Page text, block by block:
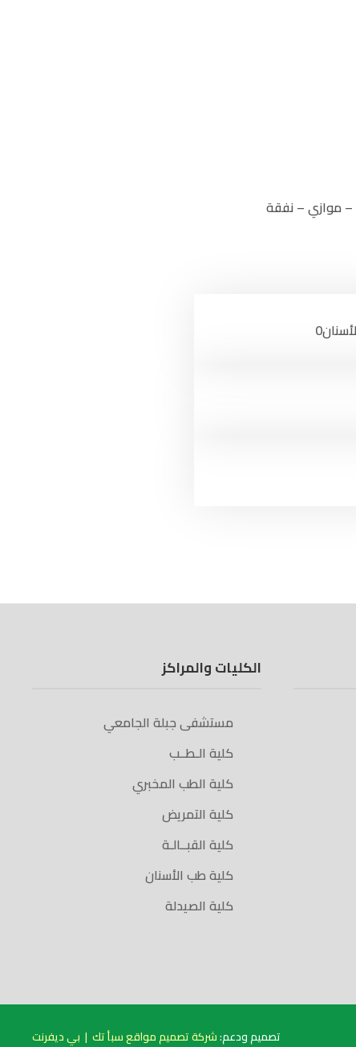
– موازي – نفقة
0
الكليات والمراكز
مستشفى جبلة الجامعي
كلية الـطــب
كلية الطب المخبري
كلية التمريض
كلية القبــالـة
كلية طب الأسنان
كلية الصيدلة
تصميم ودعم:شركة تصميم مواقع سبأ تك | بي ديفرنت